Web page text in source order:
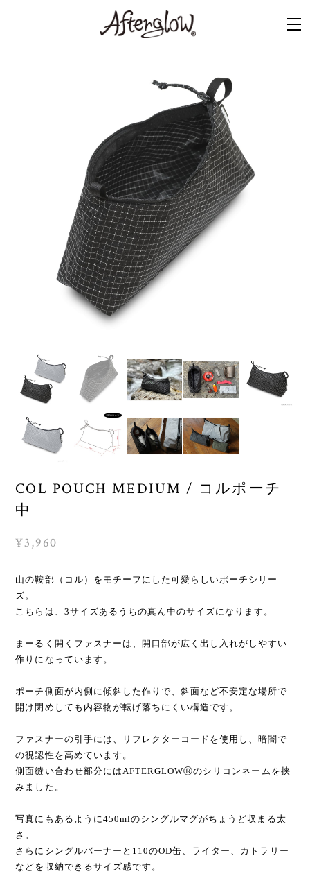
COL POUCH MEDIUM / コルポーチ
中
¥3,960
山の鞍部（コル）をモチーフにした可愛らしいポーチシリー
ズ。
こちらは、3サイズあるうちの真ん中のサイズになります。
まーるく開くファスナーは、開口部が広く出し入れがしやすい
作りになっています。
ポーチ側面が内側に傾斜した作りで、斜面など不安定な場所で
開け閉めしても内容物が転げ落ちにくい構造です。
ファスナーの引手には、リフレクターコードを使用し、暗闇で
の視認性を高めています。
側面縫い合わせ部分にはAFTERGLOWⓇのシリコンネームを挟
みました。
写真にもあるように450mlのシングルマグがちょうど収まる太
さ。
さらにシングルバーナーと110のOD缶、ライター、カトラリー
などを収納できるサイズ感です。